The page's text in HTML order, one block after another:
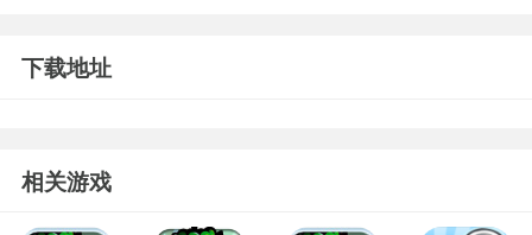
下载地址
相关游戏